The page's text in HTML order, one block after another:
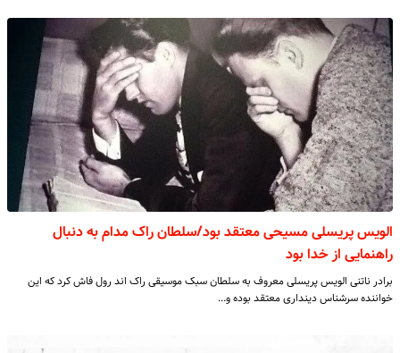
الویس پریسلی مسیحی معتقد بود/سلطان راک مدام به دنبال
راهنمایی از خدا بود
برادر ناتنی الویس پریسلی معروف به سلطان سبک موسیقی راک اند رول فاش کرد که این
خواننده سرشناس دینداری معتقد بوده و…